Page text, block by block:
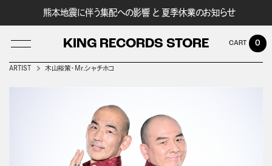
熊本地震に伴う集配への影響 と 夏季休業のお知らせ
KING RECORDS STORE 0
ARTIST 木山裕策・Mr.シャチホコ